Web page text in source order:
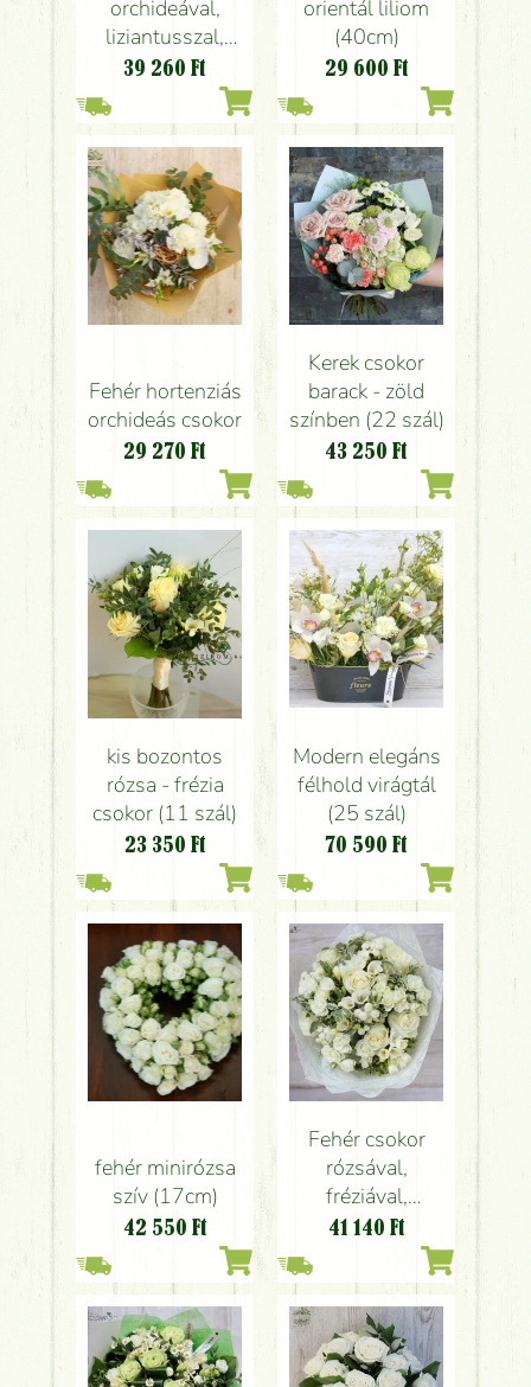
orchideával,
liziantusszal,
különleges
elegáns táskában
(11 szál)
39 260 Ft
orientál liliom
(40cm)
29 600 Ft
Fehér hortenziás
orchideás csokor
29 270 Ft
Kerek csokor
barack - zöld
színben (22 szál)
43 250 Ft
kis bozontos
rózsa - frézia
csokor (11 szál)
23 350 Ft
Modern elegáns
félhold virágtál
(25 szál)
70 590 Ft
fehér minirózsa
szív (17cm)
42 550 Ft
Fehér csokor
rózsával,
fréziával,
matrikáriával (20
41 140 Ft